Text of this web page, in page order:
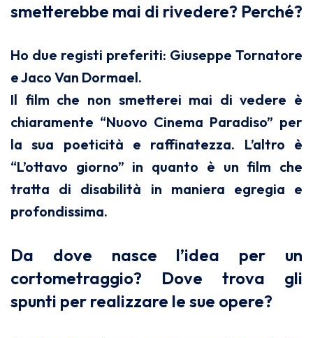
smetterebbe mai di rivedere? Perché?
Ho due registi preferiti: Giuseppe Tornatore
e Jaco Van Dormael.
Il film che non smetterei mai di vedere è
chiaramente “Nuovo Cinema Paradiso” per
la sua poeticità e raffinatezza. L’altro è
“L’ottavo giorno” in quanto è un film che
tratta di disabilità in maniera egregia e
profondissima.
Da dove nasce l’idea per un
cortometraggio? Dove trova gli
spunti per realizzare le sue opere?